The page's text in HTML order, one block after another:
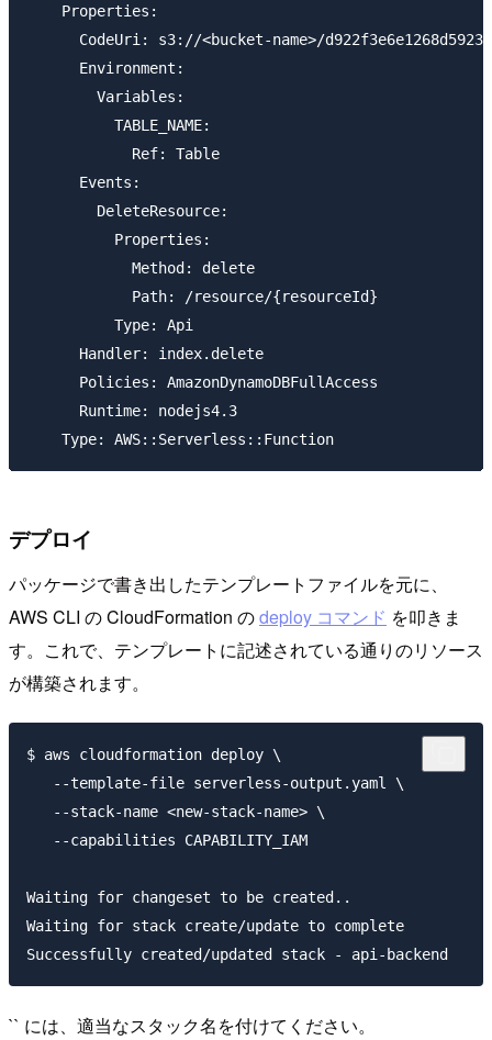
    Properties:
CodeUri: s3://<bucket-name>/
      Environment:
        Variables:
          TABLE_NAME:
            Ref: Table
      Events:
        DeleteResource:
          Properties:
            Method: delete
            Path: /resource/{resourceId}
          Type: Api
      Handler: index.delete
      Policies: AmazonDynamoDBFullAccess
      Runtime: nodejs4.3
デプロイ
パッケージで書き出したテンプレートファイルを元に、
AWS CLI の CloudFormation のdeploy コマンド を叩きま
す。これで、テンプレートに記述されている通りのリソース
が構築されます。
$ aws cloudformation deploy \
   --template-file serverless-output.yaml \
   --stack-name <new-stack-name> \
   --capabilities CAPABILITY_IAM
Waiting for changeset to be created..
Waiting for stack create/update to complete
`` には、適当なスタック名を付けてください。